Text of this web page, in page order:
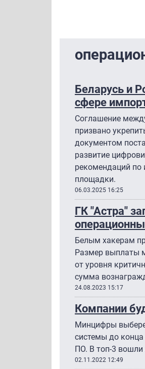
Беларусь и
сфере
Соглашение
призвано
документом
развитие
рекомендаций по
площадки.
06.03.2025 16:25
ГК "Астра"
Белым хакерам
Размер выплаты
от уровня
сумма
24.08.2023 15:17
Компании
Минцифры
системы до конца
ПО. В топ-3 вошли
02.11.2022 12:49